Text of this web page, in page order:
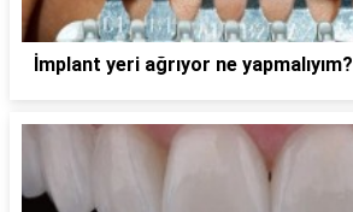
İmplant yeri ağrıyor ne yapmalıyım?